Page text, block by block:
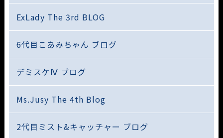
ExLady The 3rd BLOG
6代目こあみちゃん ブログ
デミスケⅣ ブログ
Ms.Jusy The 4th Blog
2代目ミスト&キャッチャー ブログ